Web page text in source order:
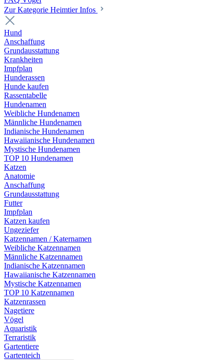
Zur Kategorie Heimtier Infos
Hund
Anschaffung
Grundausstattung
Krankheiten
Impfplan
Hunderassen
Hunde kaufen
Rassentabelle
Hundenamen
Weibliche Hundenamen
Männliche Hundenamen
Indianische Hundenamen
Hawaiianische Hundenamen
Mystische Hundenamen
TOP 10 Hundenamen
Katzen
Anatomie
Anschaffung
Grundausstattung
Futter
Impfplan
Katzen kaufen
Ungeziefer
Katzennamen / Katernamen
Weibliche Katzennamen
Männliche Katzennamen
Indianische Katzennamen
Hawaiianische Katzennamen
Mystische Katzennamen
TOP 10 Katzennamen
Katzenrassen
Nagetiere
Vögel
Aquaristik
Terraristik
Gartentiere
Gartenteich